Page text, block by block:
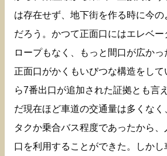
は存在せず、地下街を作る時に今
だろう。かつて正面口にはエレベ
ロープもなく、もっと間口が広か
正面口がかくもいびつな構造をし
ら7番出口が追加された証拠とも言
だ現在ほど車道の交通量は多くなく
タクか乗合バス程度であったから
口を利用することができた。しか